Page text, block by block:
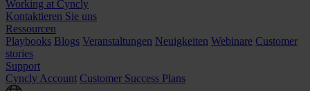
Working at Cyncly
Kontaktieren Sie uns
Ressourcen
Playbooks Blogs Veranstaltungen Neuigkeiten Webinare Customer
stories
Support
Cyncly Account Customer Success Plans